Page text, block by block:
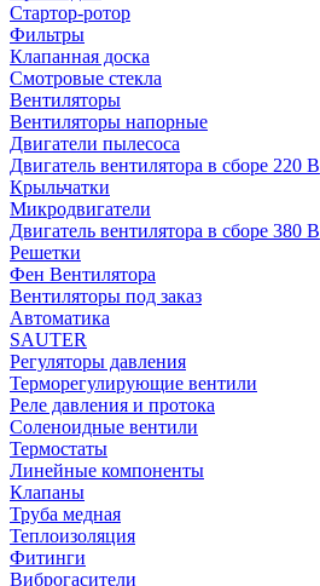
Стартор-ротор
Фильтры
Клапанная доска
Смотровые стекла
Вентиляторы
Вентиляторы напорные
Двигатели пылесоса
Двигатель вентилятора в сборе 220 В
Крыльчатки
Микродвигатели
Двигатель вентилятора в сборе 380 В
Решетки
Фен Вентилятора
Вентиляторы под заказ
Автоматика
SAUTER
Регуляторы давления
Терморегулирующие вентили
Реле давления и протока
Соленоидные вентили
Термостаты
Линейные компоненты
Клапаны
Труба медная
Теплоизоляция
Фитинги
Виброгасители